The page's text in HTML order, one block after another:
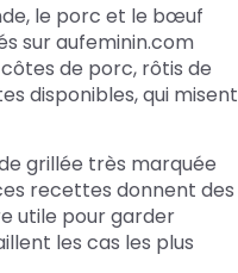
le porc et le bœuf
sur aufeminin.com
de porc, rôtis de
disponibles, qui misent
grillée très marquée
recettes donnent des
utile pour garder
les cas les plus